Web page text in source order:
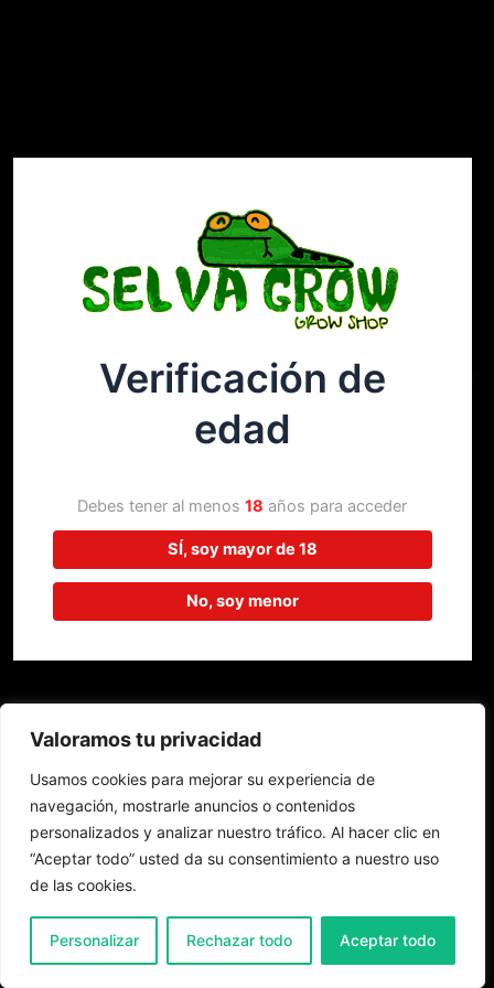
Valoramos tu privacidad
Usamos cookies para mejorar su experiencia de
navegación, mostrarle anuncios o contenidos
personalizados y analizar nuestro tráfico. Al hacer clic en
“Aceptar todo” usted da su consentimiento a nuestro uso
de las cookies.
Personalizar Rechazar todo Aceptar todo
¡Disculpa este desastre! Estamos
trabajando en algo increíble,
¡vuelve pronto!
Verificación de
edad
Debes tener al menos18 años para acceder
SÍ, soy mayor de 18
No, soy menor